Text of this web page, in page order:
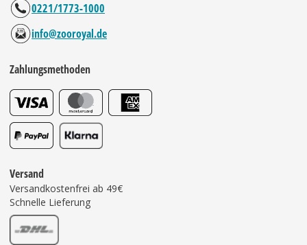
0221/1773-1000
info@zooroyal.de
Zahlungsmethoden
Versand
Versandkostenfrei ab 49€
Schnelle Lieferung